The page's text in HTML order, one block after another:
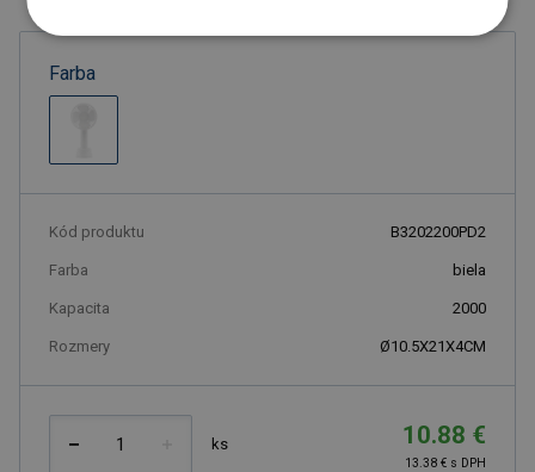
Farba
Kód produktu B3202200PD2
Farba biela
Kapacita 2000
Rozmery Ø10.5X21X4CM
ks 10.88 €
13.38 € s DPH